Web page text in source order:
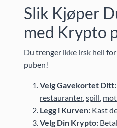
Slik Kjøper
med Krypto
Du trenger ikke irsk hell
puben!
Velg Gavekortet Ditt:
restauranter,spill,
Legg i Kurven: Kast
Velg Din Krypto: